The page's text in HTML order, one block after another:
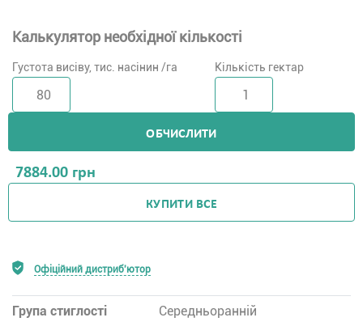
Калькулятор необхідної кількості
Густота висіву, тис. насінин /га Кількість гектар
ОБЧИСЛИТИ
7884.00 грн
КУПИТИ ВСЕ
Офіційний дистриб'ютор
Група стиглості Середньоранній